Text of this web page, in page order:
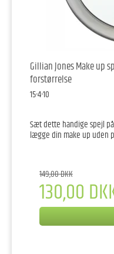
Gillian Jones Make up
forstørrelse
15-4-10
Sæt dette handige spejl
lægge din make up uden
149,00 DKK
130,00